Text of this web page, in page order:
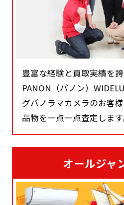
豊富な経験と買取実績を
PANON（パノン）
グパノラマカメラのお客
品物を一点一点査定します
オールジャ